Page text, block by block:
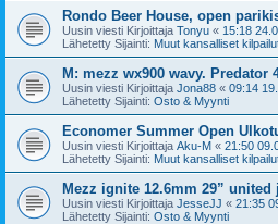
Rondo Beer House, open
Uusin viesti Kirjoittaja Tonyu « 15:18
Lähetetty Sijainti: Muut kansalliset
M: mezz wx900 wavy. Predator
Uusin viesti Kirjoittaja Jona88 « 09:14
Lähetetty Sijainti: Osto & Myynti
Economer Summer Open
Uusin viesti Kirjoittaja Aku-M « 21:50
Lähetetty Sijainti: Muut kansalliset
Mezz ignite 12.6mm 29” united
Uusin viesti Kirjoittaja JesseJJ « 21:35
Lähetetty Sijainti: Osto & Myynti